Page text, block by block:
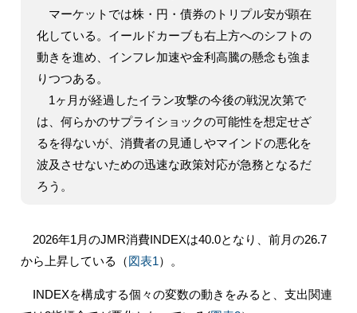
マーケットでは株・円・債券のトリプル安が顕在
化している。イールドカーブも右上方へのシフトの
動きを進め、インフレ加速や金利高騰の懸念も強ま
りつつある。
1ヶ月が経過したイラン攻撃の今後の戦況次第で
は、何らかのサプライショックの可能性を想定せざ
るを得ないが、消費者の見通しやマインドの悪化を
波及させないための迅速な政策対応が急務となるだ
ろう。
2026年1月のJMR消費INDEXは40.0となり、前月の26.7
から上昇している（図表1）。
INDEXを構成する個々の変数の動きをみると、支出関連